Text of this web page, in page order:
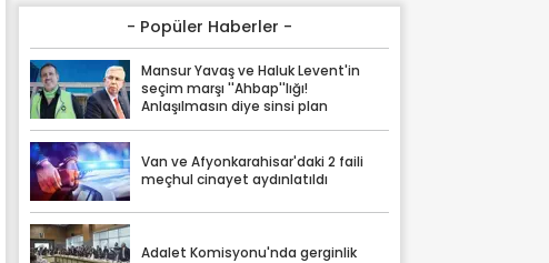
- Popüler Haberler -
Mansur Yavaş ve Haluk Levent'in
seçim marşı ''Ahbap''lığı!
Anlaşılmasın diye sinsi plan
Van ve Afyonkarahisar'daki 2 faili
meçhul cinayet aydınlatıldı
Adalet Komisyonu'nda gerginlik